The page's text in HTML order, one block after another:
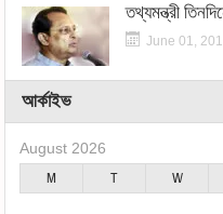
তথ্যমন্ত্রী
June 01,
আর্কাইভ
August 2026
M
T W